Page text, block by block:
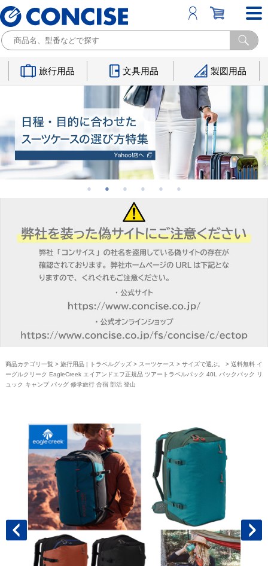
旅行用品 文具用品 製図用品
商品カテゴリ一覧 > 旅行用品 | トラベルグッズ> スーツケース > サイズで選ぶ。
> 送料無料 イ
ーグルクリーク EagleCreek エイアンドエフ正規品 ツアートラベルパック 40L バックパック リ
ュック キャンプ バッグ 修学旅行 合宿 部活 登山